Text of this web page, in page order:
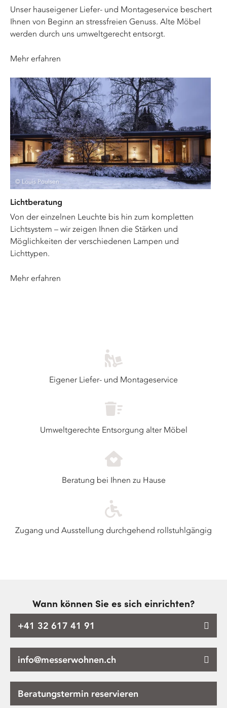
Unser hauseigener Liefer- und Montageservice beschert
Ihnen von Beginn an stressfreien Genuss. Alte Möbel
werden durch uns umweltgerecht entsorgt.
Mehr erfahren
© Louis Poulsen
Lichtberatung
Von der einzelnen Leuchte bis hin zum kompletten
Lichtsystem – wir zeigen Ihnen die Stärken und
Möglichkeiten der verschiedenen Lampen und
Lichttypen.
Mehr erfahren
Eigener Liefer- und Montageservice
Umweltgerechte Entsorgung alter Möbel
Beratung bei Ihnen zu Hause
Zugang und Ausstellung durchgehend rollstuhlgängig
Wann können Sie es sich einrichten?
+41 32 617 41 91
info@messerwohnen.ch
Beratungstermin reservieren